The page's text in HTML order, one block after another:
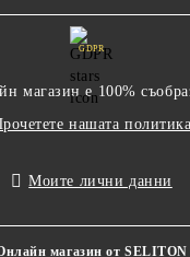
GDPR
магазин е 100%
нашата политика
Моите лични данни
магазин от SELITON